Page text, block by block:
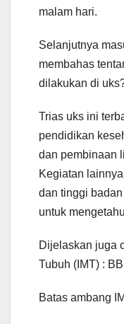
malam hari.
Selanjutnya
membahas
dilakukan di
Trias uks ini
pendidikan
dan pembinaan
Kegiatan
dan tinggi
untuk
Dijelaskan juga
Tubuh (IMT) :
Batas ambang